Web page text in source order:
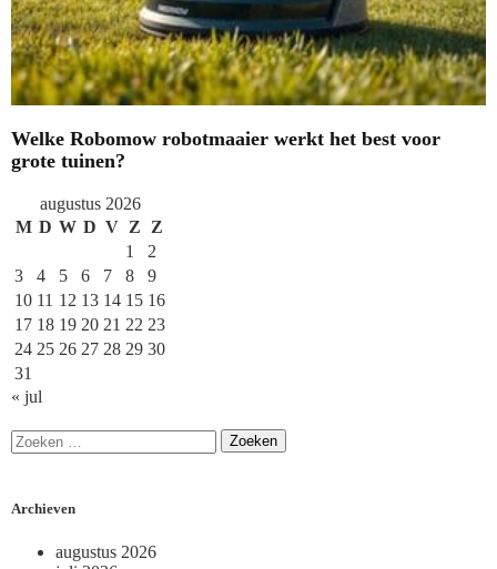
Welke Robomow robotmaaier werkt het best voor
grote tuinen?
augustus 2026
M D W D V Z Z
1
2
3
4 5 6 7 8
9
10 11 12 13 14 15 16
17 18 19 20 21 22 23
24 25 26 27 28 29 30
31
« jul
Archieven
augustus 2026